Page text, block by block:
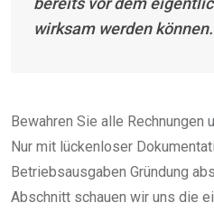
wirksam werden
Bewahren Sie alle Rechnungen
Nur mit lückenloser
Betriebsausgaben Gründung
Abschnitt schauen wir uns die